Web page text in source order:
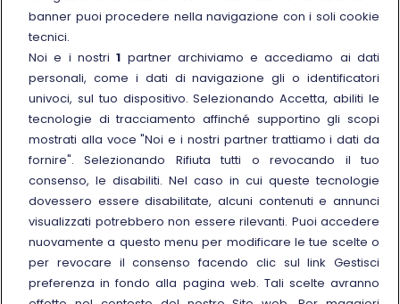
Trenitalia for Business
Carriere
Link esterno
La Freccia Mag
Link esterno
Noleggia un treno charter
Viaggi di gruppo
Seguici sui social
banner puoi procedere nella navigazione con i soli cookie
tecnici.
Noi e i nostri1 partner archiviamo e accediamo ai dati
personali, come i dati di navigazione gli o identificatori
univoci, sul tuo dispositivo. Selezionando Accetta, abiliti le
tecnologie di tracciamento affinché supportino gli scopi
mostrati alla voce "Noi e i nostri partner trattiamo i dati da
fornire". Selezionando Rifiuta tutti o revocando il tuo
consenso, le disabiliti. Nel caso in cui queste tecnologie
dovessero essere disabilitate, alcuni contenuti e annunci
visualizzati potrebbero non essere rilevanti. Puoi accedere
nuovamente a questo menu per modificare le tue scelte o
per revocare il consenso facendo clic sul link Gestisci
preferenza in fondo alla pagina web. Tali scelte avranno